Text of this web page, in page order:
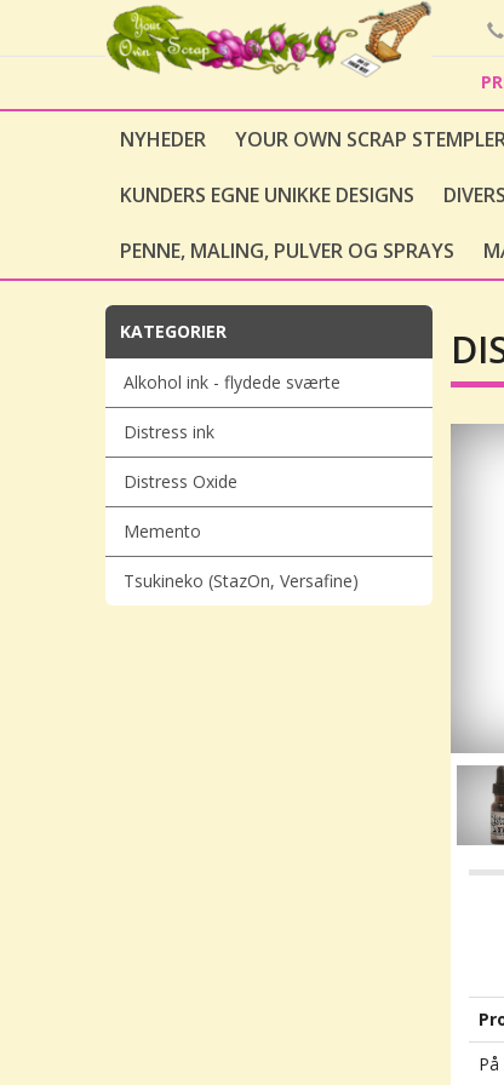
NYHEDER YOUR OWN SCRAP
KUNDERS EGNE UNIKKE DESIGNS
PENNE, MALING, PULVER OG SPRAYS
KATEGORIER
Alkohol ink - flydede sværte
Distress ink
Distress Oxide
Memento
Tsukineko (StazOn, Versafine)